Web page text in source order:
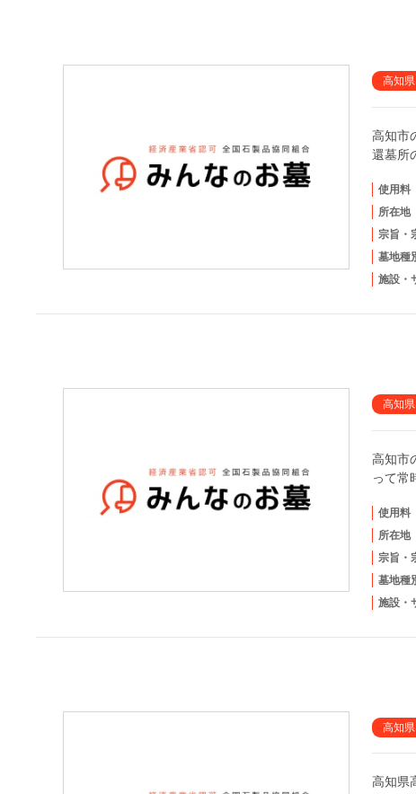
高知県
高知市
還墓所
使用料
所在地
宗旨・
墓地種
施設・
高知県
高知市
って常
使用料
所在地
宗旨・
墓地種
施設・
高知県
高知県